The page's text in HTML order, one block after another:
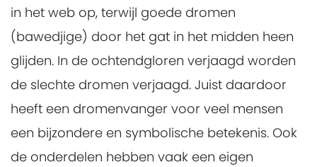
in het web op, terwijl goede dromen
(bawedjige) door het gat in het midden heen
glijden. In de ochtendgloren verjaagd worden
de slechte dromen verjaagd. Juist daardoor
heeft een dromenvanger voor veel mensen
een bijzondere en symbolische betekenis. Ook
de onderdelen hebben vaak een eigen